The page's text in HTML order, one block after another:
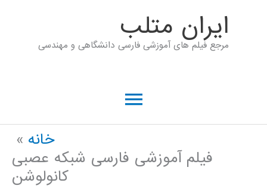
ايران متلب
مرجع فیلم های آموزشی فارسی دانشگاهی و مهندسی
فهرست
خانه
فیلم آموزشی فارسی شبکه عصبی
کانولوشن